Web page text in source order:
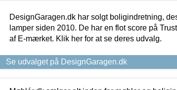
DesignGaragen.dk har solgt boligindretning,
lamper siden 2010. De har en flot score på
af E-mærket. Klik her for at se deres udvalg.
Se udvalget på DesignGaragen.dk